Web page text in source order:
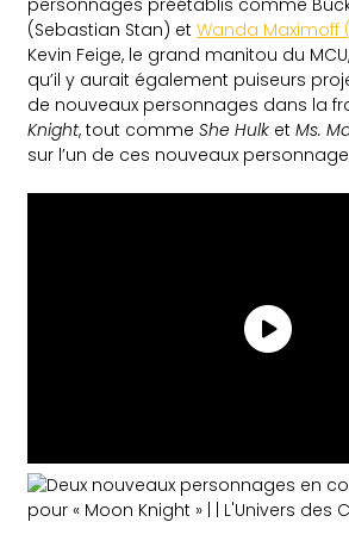
personnages préétablis comme
(Sebastian Stan) etWanda Maximoff
Kevin Feige, le grand manitou du
qu’il y aurait également puiseurs
de nouveaux personnages dans la
Knight, tout commeShe Hulk etMs.
sur l’un de ces nouveaux